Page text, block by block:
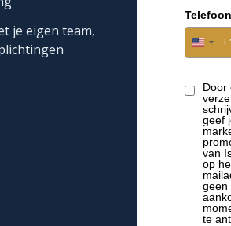
de
en
je eigen team,
Telefoon
Door
geef
van
op
geen
te